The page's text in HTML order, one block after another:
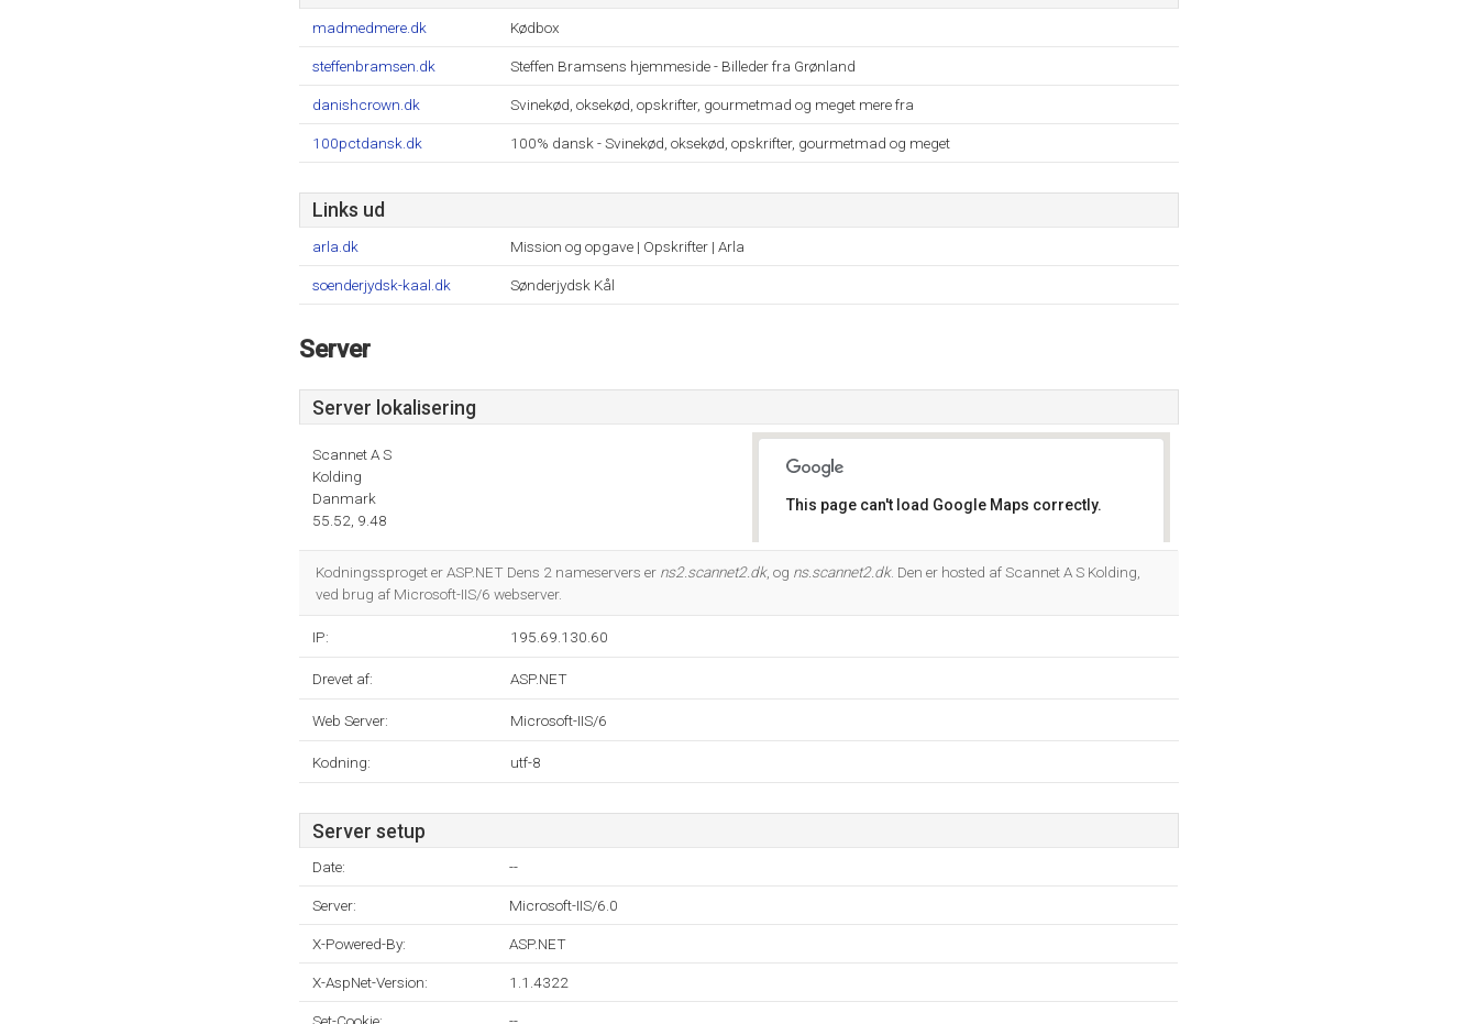
madmedmere.dk Kødbox
steffenbramsen.dk Steffen Bramsens hjemmeside - Billeder fra Grønland
danishcrown.dk Svinekød, oksekød, opskrifter, gourmetmad og meget mere fra
100pctdansk.dk 100% dansk - Svinekød, oksekød, opskrifter, gourmetmad og meget
Links ud
arla.dk Mission og opgave | Opskrifter | Arla
soenderjydsk-kaal.dk Sønderjydsk Kål
Server
Server lokalisering
Scannet A S
Kolding
Danmark
55.52, 9.48
This page can't load Google Maps correctly.
Kodningssproget er ASP.NET Dens 2 nameservers er ns2.scannet2.dk, og ns.scannet2.dk. Den er hosted af Scannet A S Kolding,
ved brug af Microsoft-IIS/6 webserver.
IP: 195.69.130.60
Drevet af: ASP.NET
Web Server: Microsoft-IIS/6
Kodning: utf-8
Server setup
Date: --
Server: Microsoft-IIS/6.0
X-Powered-By: ASP.NET
X-AspNet-Version: 1.1.4322